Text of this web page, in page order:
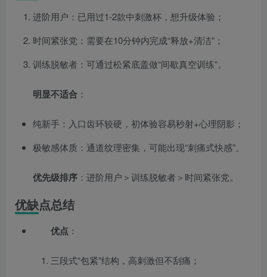
进阶用户：已用过1-2款中刺激杯，想升级体验；
时间紧张党：需要在10分钟内完成“释放+清洁”；
训练脱敏者：可通过松紧底盖做“间歇真空训练”。
明显不适合 ：
纯新手：入口齿环较硬，初体验容易秒射+心理阴影；
极敏感体质：通道纹理密集，可能出现“刺痛式快感”。
优先级排序 ：进阶用户＞训练脱敏者＞时间紧张党。
优缺点总结
优点 ：
三段式“包紧”结构，高刺激但不刮痛；